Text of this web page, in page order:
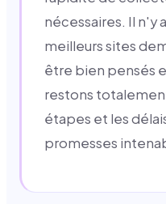
nécessaires. Il n'y
meilleurs sites
être bien pensés
restons
étapes et les
promesses